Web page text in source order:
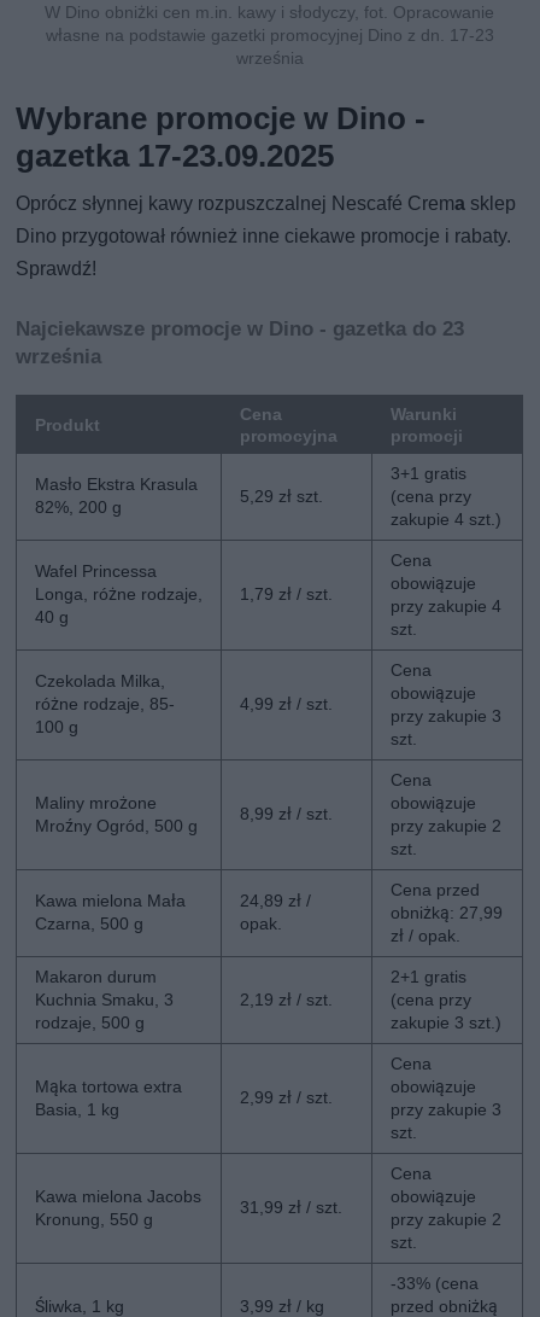
W Dino obniżki cen m.in. kawy i słodyczy, fot. Opracowanie
własne na podstawie gazetki promocyjnej Dino z dn. 17-23
września
Wybrane promocje w Dino -
gazetka 17-23.09.2025
Oprócz słynnej kawy rozpuszczalnej Nescafé Crema sklep
Dino przygotował również inne ciekawe promocje i rabaty.
Sprawdź!
Najciekawsze promocje w Dino - gazetka do 23
września
Produkt
Cena
promocyjna
Warunki
promocji
Masło Ekstra Krasula
82%, 200 g
5,29 zł szt.
3+1 gratis
(cena przy
zakupie 4 szt.)
Wafel Princessa
Longa, różne rodzaje,
40 g
1,79 zł / szt.
Cena
obowiązuje
przy zakupie 4
szt.
Czekolada Milka,
różne rodzaje, 85-
100 g
4,99 zł / szt.
Cena
obowiązuje
przy zakupie 3
szt.
Maliny mrożone
Mroźny Ogród, 500 g
8,99 zł / szt.
Cena
obowiązuje
przy zakupie 2
szt.
Kawa mielona Mała
Czarna, 500 g
24,89 zł /
opak.
Cena przed
obniżką: 27,99
zł / opak.
Makaron durum
Kuchnia Smaku, 3
rodzaje, 500 g
2,19 zł / szt.
2+1 gratis
(cena przy
zakupie 3 szt.)
Mąka tortowa extra
Basia, 1 kg
2,99 zł / szt.
Cena
obowiązuje
przy zakupie 3
szt.
Kawa mielona Jacobs
Kronung, 550 g
31,99 zł / szt.
Cena
obowiązuje
przy zakupie 2
szt.
Śliwka, 1 kg 3,99 zł / kg
-33% (cena
przed obniżką